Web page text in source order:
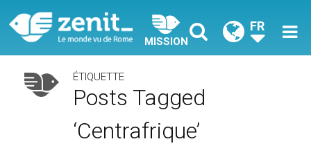
MISSION
FR
ÉTIQUETTE
Posts Tagged
‘Centrafrique’